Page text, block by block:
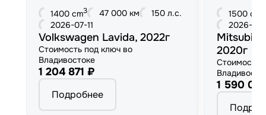
1400 cm3 47 000 км
150 л.с.
2026-07-11
Volkswagen Lavida, 2022г
Стоимость под ключ во
Владивостоке
1 204 871 ₽
Подробнее
1500 cm
2026-
2020г
Стоимость
1 590